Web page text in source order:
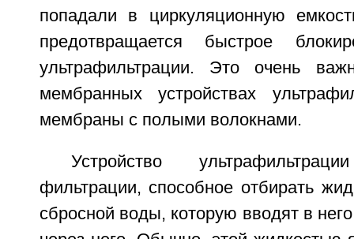
попадали в циркуляционную
предотвращается быстрое
ультрафильтрации. Это очень
мембранных устройствах
мембраны с полыми волокнами.
Устройство
фильтрации, способное отбирать
сбросной воды, которую вводят в